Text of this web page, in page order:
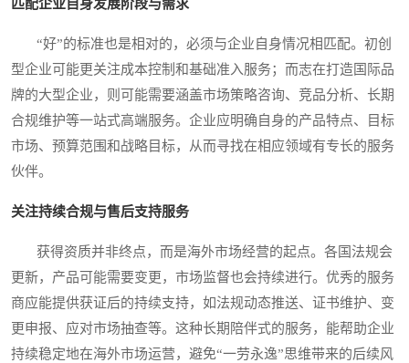
匹配企业自身发展阶段与需求
“好”的标准也是相对的，必须与企业自身情况相匹配。初创
型企业可能更关注成本控制和基础准入服务；而志在打造国际品
牌的大型企业，则可能需要涵盖市场策略咨询、竞品分析、长期
合规维护等一站式高端服务。企业应明确自身的产品特点、目标
市场、预算范围和战略目标，从而寻找在相应领域有专长的服务
伙伴。
关注持续合规与售后支持服务
获得资质并非终点，而是海外市场经营的起点。各国法规会
更新，产品可能需要变更，市场监督也会持续进行。优秀的服务
商应能提供获证后的持续支持，如法规动态推送、证书维护、变
更申报、应对市场抽查等。这种长期陪伴式的服务，能帮助企业
持续稳定地在海外市场运营，避免“一劳永逸”思维带来的后续风